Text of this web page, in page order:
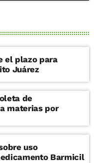
el plazo para
Juárez
de
materias por
uso
Barmicil